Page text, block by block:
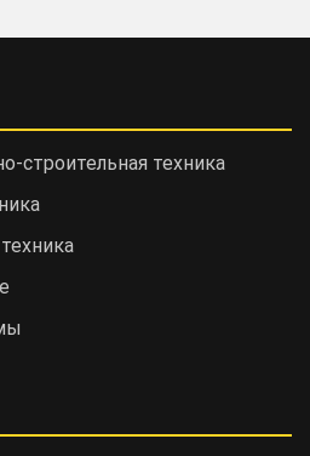
cтроительная техника